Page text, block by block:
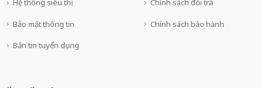
Hệ thống siêu thị
Bảo mật thông tin
Bản tin tuyển dụng
Chính sách đổi trả
Chính sách bảo hành